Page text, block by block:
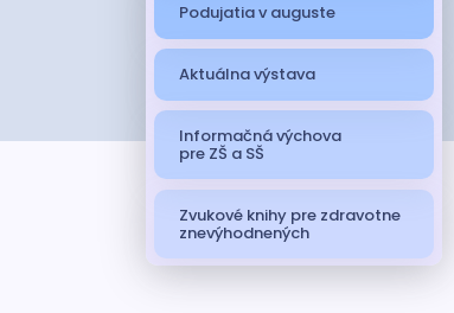
Podujatia v auguste
Aktuálna výstava
Informačná výchova
pre ZŠ a SŠ
Zvukové knihy pre zdravotne
znevýhodnených